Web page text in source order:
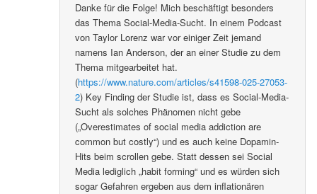
Danke für die Folge! Mich beschäftigt besonders
das Thema Social-Media-Sucht. In einem Podcast
von Taylor Lorenz war vor einiger Zeit jemand
namens Ian Anderson, der an einer Studie zu dem
Thema mitgearbeitet hat.
(https://www.nature.com/articles/s41598-025-27053-
2) Key Finding der Studie ist, dass es Social-Media-
Sucht als solches Phänomen nicht gebe
(„Overestimates of social media addiction are
common but costly“) und es auch keine Dopamin-
Hits beim scrollen gebe. Statt dessen sei Social
Media lediglich „habit forming“ und es würden sich
sogar Gefahren ergeben aus dem inflationären